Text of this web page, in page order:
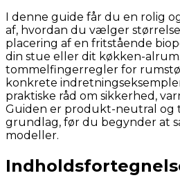
I denne guide får du en rolig
af, hvordan du vælger
placering af en fritstående
din stue eller dit køkken-
tommelfingerregler for
konkrete
praktiske råd om sikkerhed,
Guiden er produkt-neutral og
grundlag, før du begynder at
modeller.